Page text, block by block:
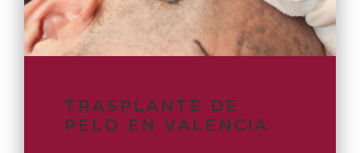
TRASPLANTE DE
PELO EN VALENCIA